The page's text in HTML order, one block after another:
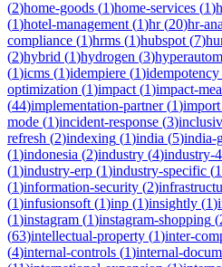
(2)home-goods (1)home-services (1)
(1)hotel-management (1)hr(20)hr-
compliance (1)hrms (1)hubspot (7)
(2)hybrid (1)hydrogen (3)
(1)icms (1)idempiere (1)idempotency
optimization (1)impact (1)impact-
(44)implementation-partner(1)import
mode (1)incident-response (3)
refresh (2)indexing (1)india (5)india-
(1)indonesia (2)industry (4)industry-
(1)industry-erp (1)industry-specific (1
(1)information-security (2)
(1)infusionsoft (1)inp (1)insightly (1)
(1)instagram (1)instagram-shopping (
(63)intellectual-property (1)inter-
(4)internal-controls (1)internal-